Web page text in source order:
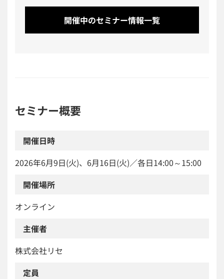
開催中のセミナー情報一覧
セミナー概要
開催日時
2026年6月9日(火)、6月16日(火)／各日14:00～15:00
開催場所
オンライン
主催者
株式会社リセ
定員